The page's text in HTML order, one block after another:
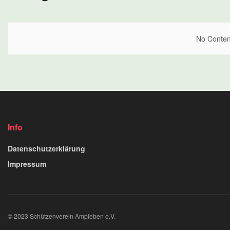
No
Info
Datenschutzerklärung
Impressum
© 2023 Schützenverein Ampleben e.V.